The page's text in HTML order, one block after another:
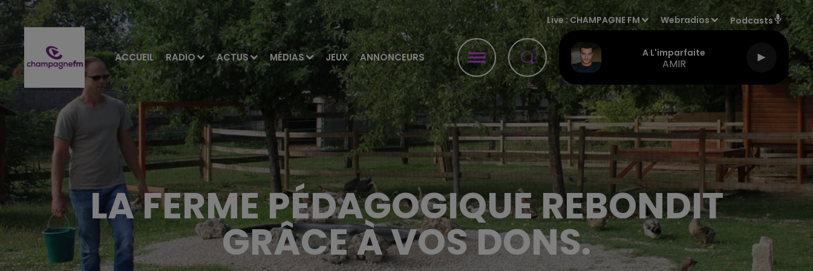
ACCUEIL RADIO ACTUS MÉDIAS JEUX ANNONCEURS
Live :CHAMPAGNE FM Webradios Podcasts
A L'imparfaite
AMIR
LA FERME PÉDAGOGIQUE REBONDIT
GRÂCE À VOS DONS.